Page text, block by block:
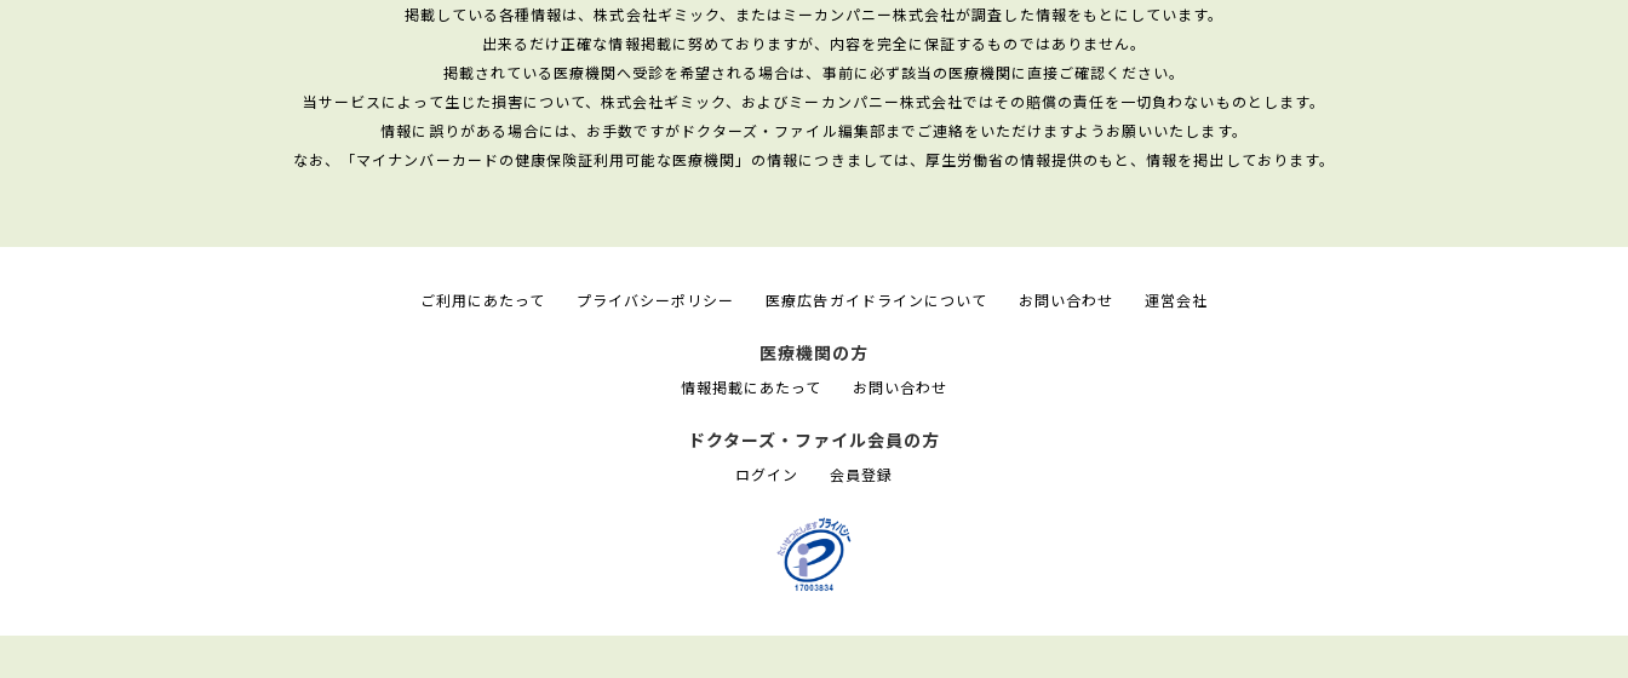
掲載している各種情報は、株式会社ギミック、またはミーカンパニー株式会社が調査した情報をもとにしています。
出来るだけ正確な情報掲載に努めておりますが、内容を完全に保証するものではありません。
掲載されている医療機関へ受診を希望される場合は、事前に必ず該当の医療機関に直接ご確認ください。
当サービスによって生じた損害について、株式会社ギミック、およびミーカンパニー株式会社ではその賠償の責任を一切負わないものとします。
情報に誤りがある場合には、お手数ですがドクターズ・ファイル編集部までご連絡をいただけますようお願いいたします。
なお、「マイナンバーカードの健康保険証利用可能な医療機関」の情報につきましては、厚生労働省の情報提供のもと、情報を掲出しております。
ご利用にあたって プライバシーポリシー 医療広告ガイドラインについて お問い合わせ 運営会社
医療機関の方
情報掲載にあたって お問い合わせ
ドクターズ・ファイル会員の方
ログイン 会員登録